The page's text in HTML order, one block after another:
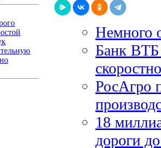
Немного
Банк ВТБ
РосАгро
18
дороги